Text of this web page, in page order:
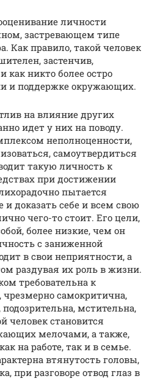
личности
застревающем типе
Как правило, такой человек
застенчив,
как никто более остро
и поддержке окружающих.
на влияние других
идет у них на поводу.
неполноценности,
самоутвердиться
такую личность к
при достижении
пытается
и доказать себе и всем свою
чего-то стоит. Его цели,
более низкие, чем он
с заниженной
в свои неприятности, а
раздувая их роль в жизни.
требовательна к
самокритична,
мстительна,
человек становится
мелочами, а также,
на работе, так и в семье.
втянутость головы,
при разговоре отвод глаз в